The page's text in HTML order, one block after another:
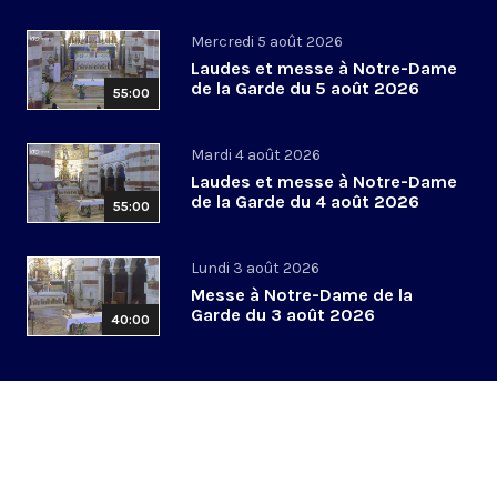
55:00
Mercredi 5 août 2026
Laudes et messe à Notre-Dame
de la Garde du 5 août 2026
55:00
Mardi 4 août 2026
Laudes et messe à Notre-Dame
de la Garde du 4 août 2026
40:00
Lundi 3 août 2026
Messe à Notre-Dame de la
Garde du 3 août 2026